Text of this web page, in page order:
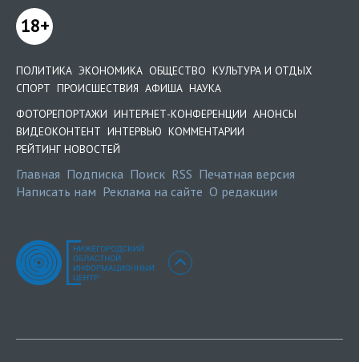
18+
ПОЛИТИКА ЭКОНОМИКА ОБЩЕСТВО КУЛЬТУРА И ОТДЫХ
СПОРТ ПРОИСШЕСТВИЯ АФИША НАУКА
ФОТОРЕПОРТАЖИ ИНТЕРНЕТ-КОНФЕРЕНЦИИ АНОНСЫ
ВИДЕОКОНТЕНТ ИНТЕРВЬЮ КОММЕНТАРИИ
РЕЙТИНГ НОВОСТЕЙ
Главная Подписка Поиск RSS Печатная версия
Написать нам Реклама на сайте О редакции